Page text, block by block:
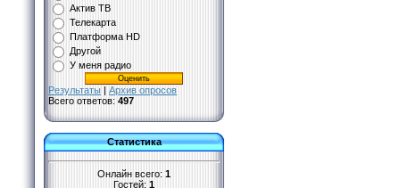
Актив ТВ
Телекарта
Платформа HD
Другой
У меня радио
Результаты | Архив опросов
Всего ответов: 497
Статистика
Онлайн всего: 1
Гостей: 1